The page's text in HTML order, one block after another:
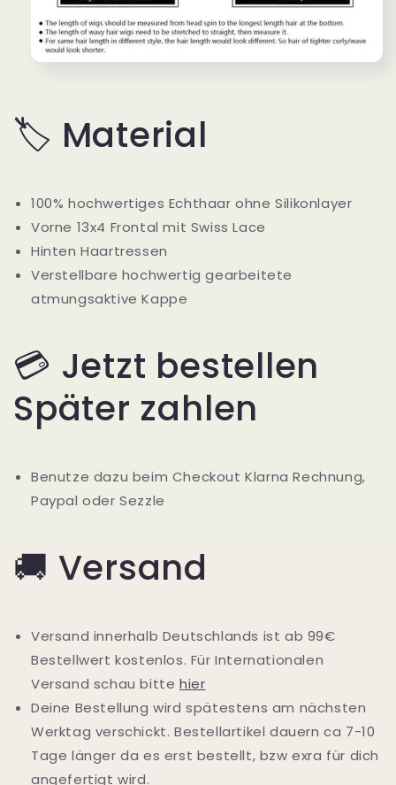
🏷️ Material
100% hochwertiges Echthaar ohne Silikonlayer
Vorne 13x4 Frontal mit Swiss Lace
Hinten Haartressen
Verstellbare hochwertig gearbeitete
atmungsaktive Kappe
💳 Jetzt bestellen
Später zahlen
Benutze dazu beim Checkout Klarna Rechnung,
Paypal oder Sezzle
🚚 Versand
Versand innerhalb Deutschlands ist ab 99€
Bestellwert kostenlos. Für Internationalen
Versand schau bitte hier
Deine Bestellung wird spätestens am nächsten
Werktag verschickt. Bestellartikel dauern ca 7-10
Tage länger da es erst bestellt, bzw exra für dich
angefertigt wird.